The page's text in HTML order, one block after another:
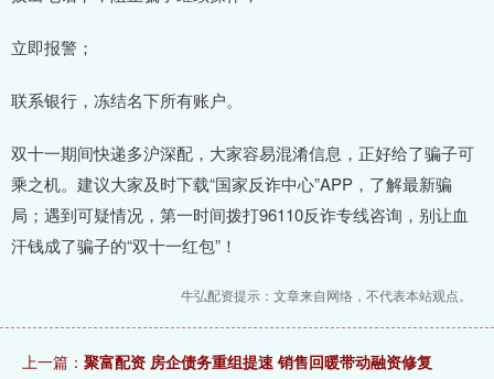
立即报警；
联系银行，冻结名下所有账户。
双十一期间快递多沪深配，大家容易混淆信息，正好给了骗子可
乘之机。建议大家及时下载“国家反诈中心”APP，了解最新骗
局；遇到可疑情况，第一时间拨打96110反诈专线咨询，别让血
汗钱成了骗子的“双十一红包”！
牛弘配资提示：文章来自网络，不代表本站观点。
上一篇： 聚富配资 房企债务重组提速 销售回暖带动融资修复